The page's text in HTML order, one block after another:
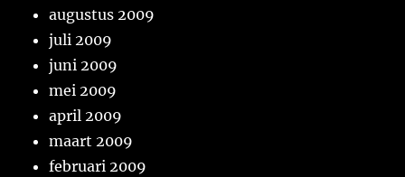
augustus 2009
juli 2009
juni 2009
mei 2009
april 2009
maart 2009
februari 2009